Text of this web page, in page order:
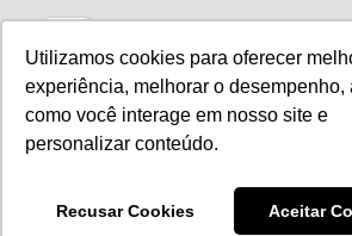
Utilizamos cookies para oferecer
experiência, melhorar o desempenho,
como você interage em nosso site e
personalizar conteúdo.
Recusar Cookies Aceitar